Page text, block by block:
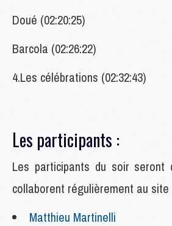
Doué (02:20:25)
Barcola (02:26:22)
4.Les célébrations (02:32:43)
Les participants :
Les participants du soir seront
collaborent régulièrement au site
Matthieu Martinelli